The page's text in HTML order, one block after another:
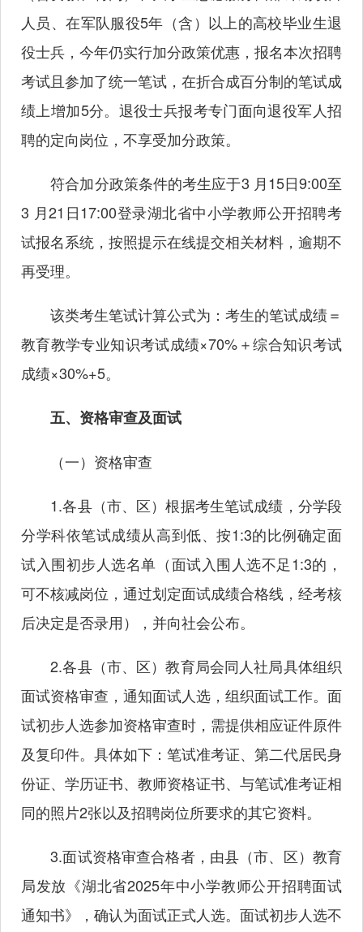
人员、在军队服役5年（含）以上的高校毕业生退
役士兵，今年仍实行加分政策优惠，报名本次招聘
考试且参加了统一笔试，在折合成百分制的笔试成
绩上增加5分。退役士兵报考专门面向退役军人招
聘的定向岗位，不享受加分政策。
符合加分政策条件的考生应于3 月15日9:00至
3 月21日17:00登录湖北省中小学教师公开招聘考
试报名系统，按照提示在线提交相关材料，逾期不
再受理。
该类考生笔试计算公式为：考生的笔试成绩＝
教育教学专业知识考试成绩×70%＋综合知识考试
成绩×30%+5。
五、资格审查及面试
（一）资格审查
1.各县（市、区）根据考生笔试成绩，分学段
分学科依笔试成绩从高到低、按1:3的比例确定面
试入围初步人选名单（面试入围人选不足1:3的，
可不核减岗位，通过划定面试成绩合格线，经考核
后决定是否录用），并向社会公布。
2.各县（市、区）教育局会同人社局具体组织
面试资格审查，通知面试人选，组织面试工作。面
试初步人选参加资格审查时，需提供相应证件原件
及复印件。具体如下：笔试准考证、第二代居民身
份证、学历证书、教师资格证书、与笔试准考证相
同的照片2张以及招聘岗位所要求的其它资料。
3.面试资格审查合格者，由县（市、区）教育
局发放《湖北省2025年中小学教师公开招聘面试
通知书》，确认为面试正式人选。面试初步人选不